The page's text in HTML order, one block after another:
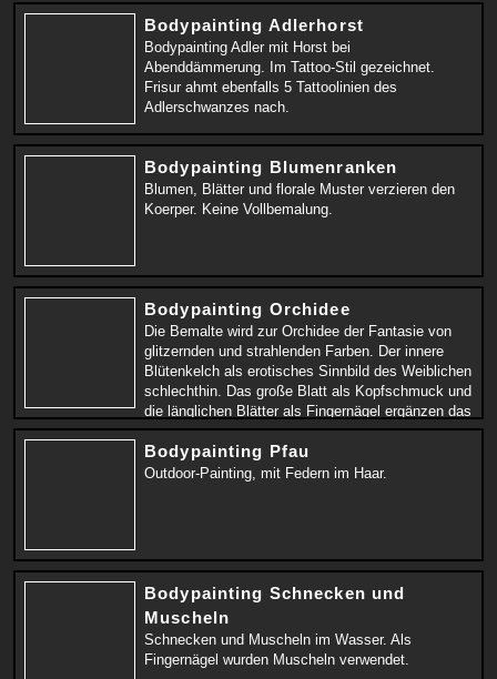
Bodypainting Adlerhorst
Bodypainting Adler mit Horst bei
Abenddämmerung. Im Tattoo-Stil gezeichnet.
Frisur ahmt ebenfalls 5 Tattoolinien des
Adlerschwanzes nach.
Bodypainting Blumenranken
Blumen, Blätter und florale Muster verzieren den
Koerper. Keine Vollbemalung.
Bodypainting Orchidee
Die Bemalte wird zur Orchidee der Fantasie von
glitzernden und strahlenden Farben. Der innere
Blütenkelch als erotisches Sinnbild des Weiblichen
schlechthin. Das große Blatt als Kopfschmuck und
die länglichen Blätter als Fingernägel ergänzen das
Painting.
Bodypainting Pfau
Outdoor-Painting, mit Federn im Haar.
Bodypainting Schnecken und
Muscheln
Schnecken und Muscheln im Wasser. Als
Fingernägel wurden Muscheln verwendet.